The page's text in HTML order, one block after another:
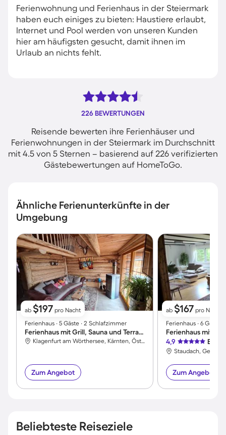
Ferienwohnung und Ferienhaus in der Steiermark
haben euch einiges zu bieten: Haustiere erlaubt,
Internet und Pool werden von unseren Kunden
hier am häufigsten gesucht, damit ihnen im
Urlaub an nichts fehlt.
226 BEWERTUNGEN
Reisende bewerten ihre Ferienhäuser und
Ferienwohnungen in der Steiermark im Durchschnitt
mit 4.5 von 5 Sternen – basierend auf 226 verifizierten
Gästebewertungen auf HomeToGo.
Ähnliche Ferienunterkünfte in der
Umgebung
ab $197 pro Nacht
Ferienhaus ∙ 5 Gäste ∙ 2 Schlafzimmer
Ferienhaus mit Grill, Sauna und Terrasse
Klagenfurt am Wörthersee, Kärnten, Österreich
Zum Angebot
ab $167 pro Nacht
Ferienhaus ∙ 6 Gäste
4,9
Zum Angebot
Beliebteste Reiseziele